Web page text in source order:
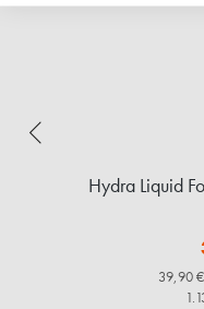
Hydra Liquid
39,90